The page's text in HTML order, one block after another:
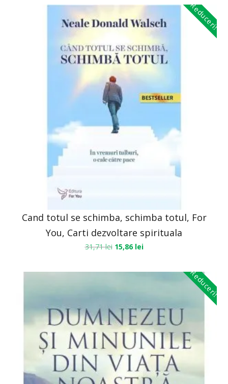
Reduceri!
Cand totul se schimba, schimba totul, For
You, Carti dezvoltare spirituala
31,71lei 15,86 lei
Reduceri!